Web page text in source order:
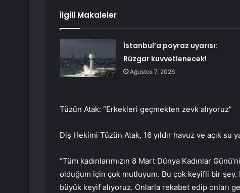
İlgili Makaleler
İstanbul’a poyraz uyarısı:
Rüzgar kuvvetlenecek!
Ağustos 7, 2026
Tüzün Atak: “Erkekleri geçmekten zevk alıyoruz”
Diş Hekimi Tüzün Atak, 16 yıldır havuz ve açık su
“Tüm kadınlarımızın 8 Mart Dünya Kadınlar
olduğum için çok mutluyum. Bu çok keyifli bir şey.
büyük keyif alıyoruz. Onlarla rekabet edip onları